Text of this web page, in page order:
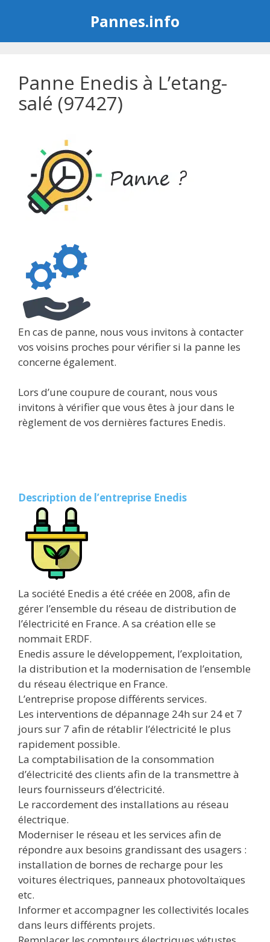
Pannes.info
Panne Enedis à L’etang-
salé (97427)
En cas de panne, nous vous invitons à contacter
vos voisins proches pour vérifier si la panne les
concerne également.
Lors d’une coupure de courant, nous vous
invitons à vérifier que vous êtes à jour dans le
règlement de vos dernières factures Enedis.
Description de l’entreprise Enedis
La société Enedis a été créée en 2008, afin de
gérer l’ensemble du réseau de distribution de
l’électricité en France. A sa création elle se
nommait ERDF.
Enedis assure le développement, l’exploitation,
la distribution et la modernisation de l’ensemble
du réseau électrique en France.
L’entreprise propose différents services.
Les interventions de dépannage 24h sur 24 et 7
jours sur 7 afin de rétablir l’électricité le plus
rapidement possible.
La comptabilisation de la consommation
d’électricité des clients afin de la transmettre à
leurs fournisseurs d’électricité.
Le raccordement des installations au réseau
électrique.
Moderniser le réseau et les services afin de
répondre aux besoins grandissant des usagers :
installation de bornes de recharge pour les
voitures électriques, panneaux photovoltaïques
etc.
Informer et accompagner les collectivités locales
dans leurs différents projets.